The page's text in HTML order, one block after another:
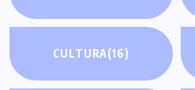
CULTURA(16)